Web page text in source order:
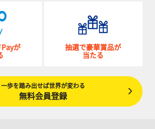
Payが
抽選で豪華賞品が
当たる
一歩を踏み出せば世界が変わる
無料会員登録